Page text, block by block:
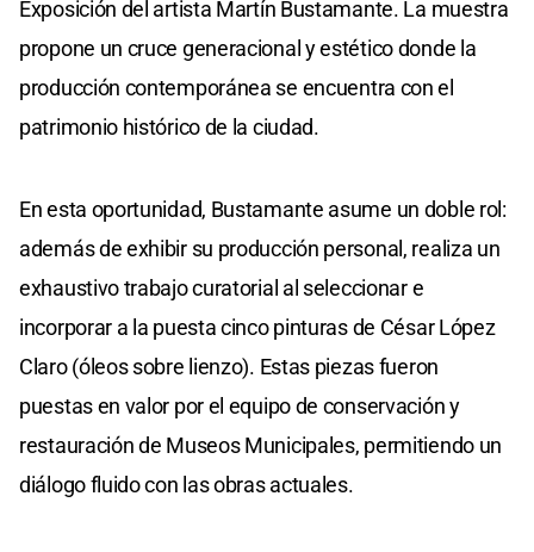
Exposición del artista Martín Bustamante. La muestra
propone un cruce generacional y estético donde la
producción contemporánea se encuentra con el
patrimonio histórico de la ciudad.
En esta oportunidad, Bustamante asume un doble rol:
además de exhibir su producción personal, realiza un
exhaustivo trabajo curatorial al seleccionar e
incorporar a la puesta cinco pinturas de César López
Claro (óleos sobre lienzo). Estas piezas fueron
puestas en valor por el equipo de conservación y
restauración de Museos Municipales, permitiendo un
diálogo fluido con las obras actuales.